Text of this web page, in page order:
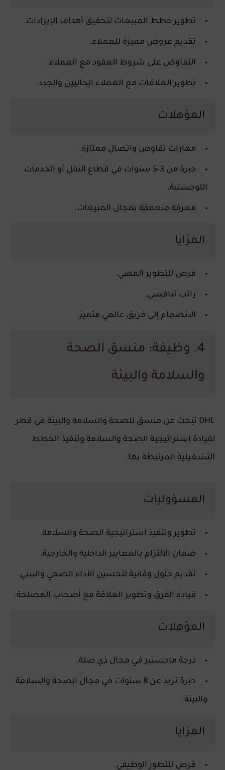
تطوير خطط المبيعات لتحقيق أهداف الإيرادات.
تقديم عروض مميزة للعملاء.
التفاوض على شروط العقود مع العملاء.
تطوير العلاقات مع العملاء الحاليين والجدد.
المؤهلات
مهارات تفاوض واتصال ممتازة.
خبرة من 3-5 سنوات في قطاع النقل أو الخدمات
اللوجستية.
معرفة متعمقة بمجال المبيعات.
المزايا
فرص للتطوير المهني.
راتب تنافسي.
الانضمام إلى فريق عالمي متميز.
4. وظيفة: منسق الصحة
والسلامة والبيئة
DHL تبحث عن منسق للصحة والسلامة والبيئة في قطر
لقيادة استراتيجية الصحة والسلامة وتنفيذ الخطط
التشغيلية المرتبطة بها.
المسؤوليات
تطوير وتنفيذ استراتيجية الصحة والسلامة.
ضمان الالتزام بالمعايير الداخلية والخارجية.
تقديم حلول وقائية لتحسين الأداء الصحي والبيئي.
قيادة الفرق وتطوير العلاقة مع أصحاب المصلحة.
المؤهلات
درجة ماجستير في مجال ذي صلة.
خبرة تزيد عن 8 سنوات في مجال الصحة والسلامة
والبيئة.
المزايا
فرص للتطور الوظيفي.